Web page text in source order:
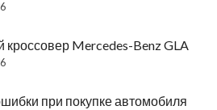
Mercedes-Benz GLA
при покупке автомобиля